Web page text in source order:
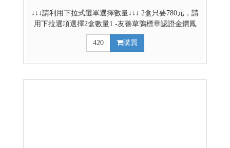
↓↓↓請利用下拉式選單選擇數量↓↓↓ 2盒只要780元，請
用下拉選項選擇2盒數量1 -友善草鴞標章認證金鑽鳳
梨，守護生態，安心品味。 -搭配無籽檸檬、四季檸
檬、香水檸檬，三種檸檬整顆淬煉 -香、苦、酸、
420 購買